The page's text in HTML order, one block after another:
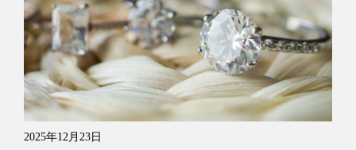
2025年12月23日